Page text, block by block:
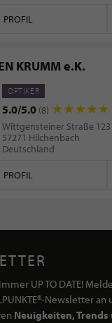
PROFIL
KRUMM e.K.
OPTIKER
5.0/5.0 (8)
Wittgensteiner Straße 123
57271 Hilchenbach
Deutschland
PROFIL
UP TO DATE!
Newsletter
Neuigkeiten, Trends